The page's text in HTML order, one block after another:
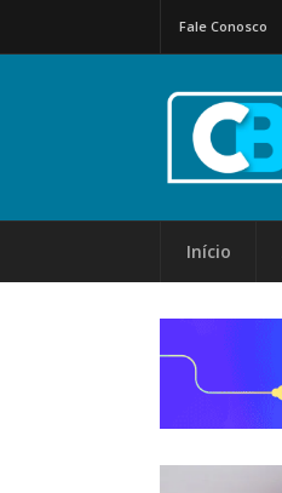
Fale Conosco
Início